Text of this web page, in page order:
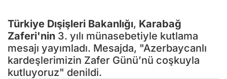
Türkiye Dışişleri Bakanlığı, Karabağ
Zaferi'nin 3. yılı münasebetiyle kutlama
mesajı yayımladı. Mesajda, "Azerbaycanlı
kardeşlerimizin Zafer Günü’nü coşkuyla
kutluyoruz" denildi.